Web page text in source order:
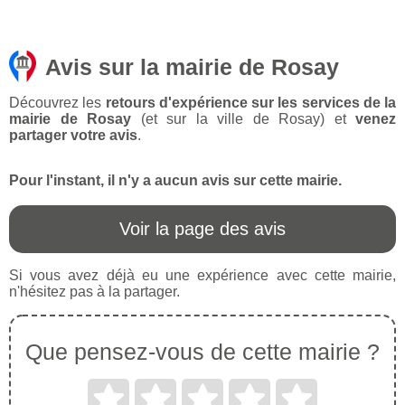
Avis sur la mairie de Rosay
Découvrez les retours d'expérience sur les services de la
mairie de Rosay (et sur la ville de Rosay) et venez
partager votre avis.
Pour l'instant, il n'y a aucun avis sur cette mairie.
Voir la page des avis
Si vous avez déjà eu une expérience avec cette mairie,
n'hésitez pas à la partager.
Que pensez-vous de cette mairie ?